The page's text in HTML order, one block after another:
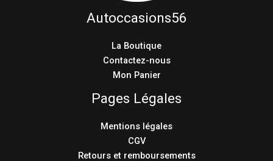
Autoccasions56
La Boutique
Contactez-nous
Mon Panier
Pages Légales
Mentions légales
CGV
Retours et remboursements